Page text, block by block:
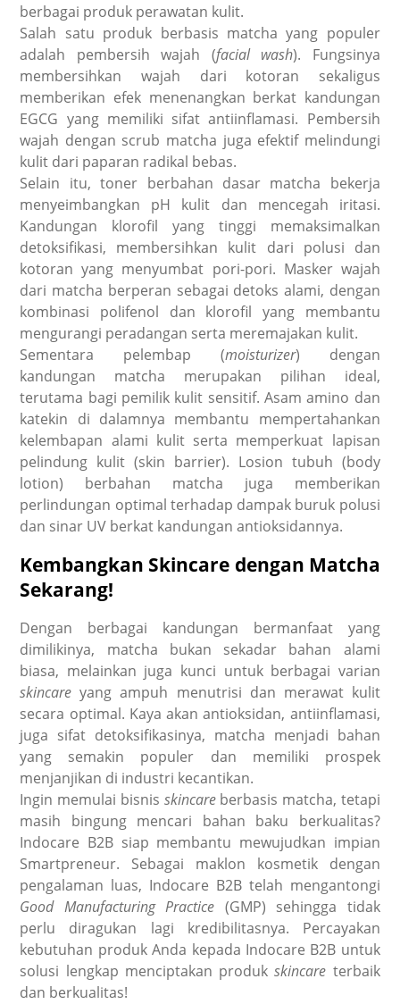
berbagai produk perawatan kulit.
Salah satu produk berbasis matcha yang populer
adalah pembersih wajah (facial wash). Fungsinya
membersihkan wajah dari kotoran sekaligus
memberikan efek menenangkan berkat kandungan
EGCG yang memiliki sifat antiinflamasi. Pembersih
wajah dengan scrub matcha juga efektif melindungi
kulit dari paparan radikal bebas.
Selain itu, toner berbahan dasar matcha bekerja
menyeimbangkan pH kulit dan mencegah iritasi.
Kandungan klorofil yang tinggi memaksimalkan
detoksifikasi, membersihkan kulit dari polusi dan
kotoran yang menyumbat pori-pori. Masker wajah
dari matcha berperan sebagai detoks alami, dengan
kombinasi polifenol dan klorofil yang membantu
mengurangi peradangan serta meremajakan kulit.
Sementara pelembap (moisturizer) dengan
kandungan matcha merupakan pilihan ideal,
terutama bagi pemilik kulit sensitif. Asam amino dan
katekin di dalamnya membantu mempertahankan
kelembapan alami kulit serta memperkuat lapisan
pelindung kulit (skin barrier). Losion tubuh (body
lotion) berbahan matcha juga memberikan
perlindungan optimal terhadap dampak buruk polusi
dan sinar UV berkat kandungan antioksidannya.
Kembangkan Skincare dengan Matcha
Sekarang!
Dengan berbagai kandungan bermanfaat yang
dimilikinya, matcha bukan sekadar bahan alami
biasa, melainkan juga kunci untuk berbagai varian
skincareyang ampuh menutrisi dan merawat kulit
secara optimal. Kaya akan antioksidan, antiinflamasi,
juga sifat detoksifikasinya, matcha menjadi bahan
yang semakin populer dan memiliki prospek
menjanjikan di industri kecantikan.
Ingin memulai bisnis skincare berbasis matcha, tetapi
masih bingung mencari bahan baku berkualitas?
Indocare B2B siap membantu mewujudkan impian
Smartpreneur. Sebagai maklon kosmetik dengan
pengalaman luas, Indocare B2B telah mengantongi
Good Manufacturing Practice (GMP) sehingga tidak
perlu diragukan lagi kredibilitasnya. Percayakan
kebutuhan produk Anda kepada Indocare B2B untuk
solusi lengkap menciptakan produkskincare terbaik
dan berkualitas!